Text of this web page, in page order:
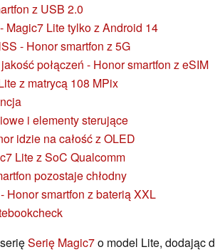
z USB 2.0
Magic7 Lite tylko z Android 14
- Honor smartfon z 5G
połączeń - Honor smartfon z eSIM
z matrycą 108 MPix
i elementy sterujące
idzie na całość z OLED
Lite z SoC Qualcomm
pozostaje chłodny
Honor smartfon z baterią XXL
Serię Magic7o model Lite, dodając